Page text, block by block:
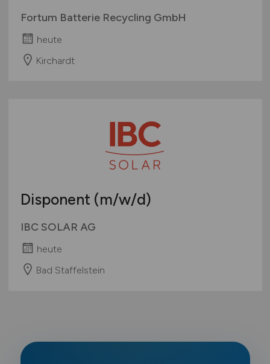
Fortum Batterie Recycling GmbH
heute
Kirchardt
Disponent (m/w/d)
IBC SOLAR AG
heute
Bad Staffelstein